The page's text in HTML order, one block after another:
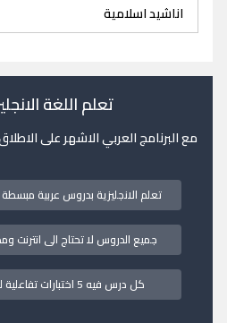
اناشيد اسلامية
تعلم اللغة
مع البرنامج العربي الاشهر على الاطلاق وبأكثر
تعلم الانجليزية بدروس عربية
جميع الدروس لا تحتاج الى انترنت
كل درس فيه 5 اختبارات تفاعلية لتحسين اللفظ والنطق